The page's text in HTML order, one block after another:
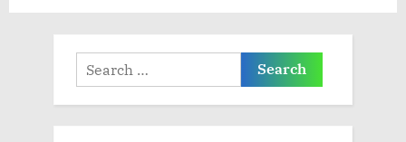
ь
:
Search
for: